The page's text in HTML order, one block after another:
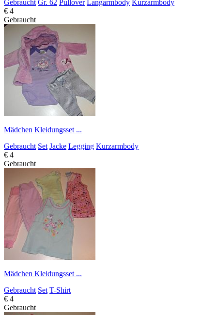
Gebraucht Gr. 62 Pullover Langarmbody Kurzarmbody
€ 4
Gebraucht
Mädchen Kleidungsset ...
Gebraucht Set Jacke Legging Kurzarmbody
€ 4
Gebraucht
Mädchen Kleidungsset ...
Gebraucht Set T-Shirt
€ 4
Gebraucht